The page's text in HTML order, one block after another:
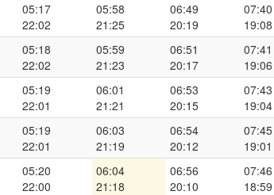
05:17
22:02
05:58
21:25
06:49
20:19
07:40
19:08
05:18
22:02
05:59
21:23
06:51
20:17
07:41
19:06
05:19
22:01
06:01
21:21
06:53
20:15
07:43
19:04
05:19
22:01
06:03
21:19
06:54
20:12
07:45
19:01
05:20
22:00
06:04
21:18
06:56
20:10
07:46
18:59